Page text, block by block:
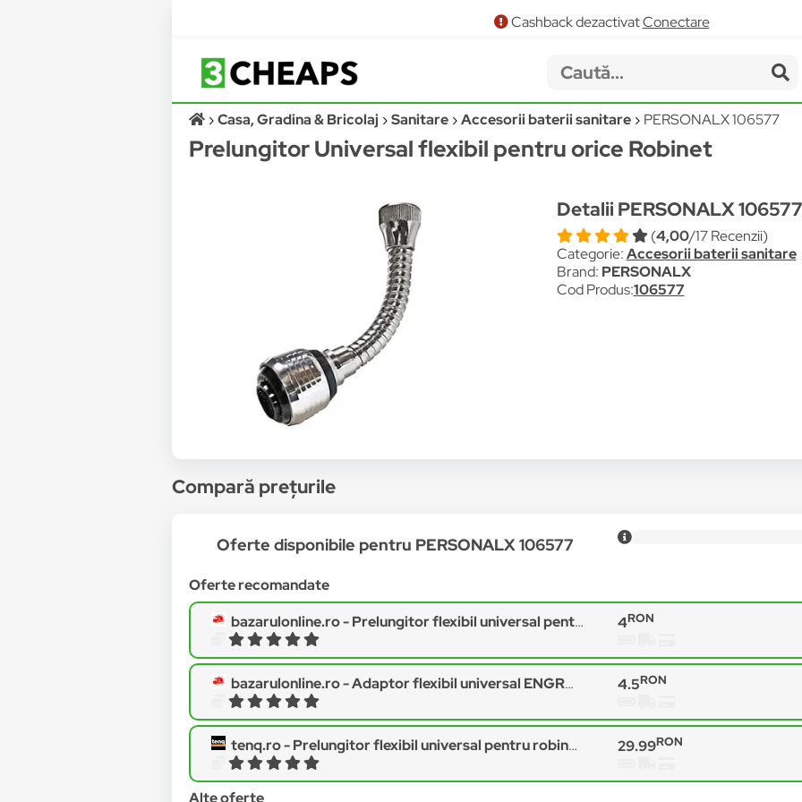
Cashback dezactivatConectare
Casa, Gradina & Bricolaj Sanitare Accesorii baterii sanitare PERSONALX 106577
Prelungitor Universal flexibil pentru orice Robinet
Detalii PERSONALX 106577
(4,00/17 Recenzii)
Categorie:Accesorii baterii sanitare
Brand: PERSONALX
Cod Produs:106577
Compară prețurile
Oferte disponibile pentru PERSONALX 106577
Oferte recomandate
bazarulonline.ro -Prelungitor flexibil universal pentru robinet,13 cm lungime, 2 fluxuri, Argintiu Engros 4RON
bazarulonline.ro -Adaptor flexibil universal ENGROSS, prelungitor pentru robinet chiuveta 2 functii, 360 grade, 15cm 4.5RON
tenq.ro -Prelungitor flexibil universal pentru robinet Turbo Flex 29.99RON
Alte oferte